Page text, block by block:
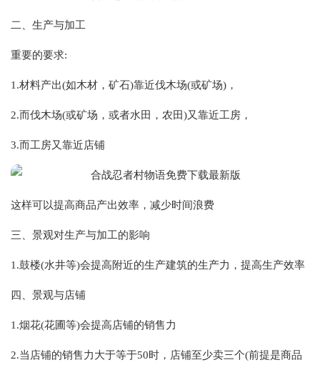
二、生产与加工
重要的要求:
1.材料产出(如木材，矿石)靠近伐木场(或矿场)，
2.而伐木场(或矿场，或者水田，农田)又靠近工房，
3.而工房又靠近店铺
这样可以提高商品产出效率，减少时间浪费
三、景观对生产与加工的影响
1.鼓楼(水井等)会提高附近的生产建筑的生产力，提高生产效率
四、景观与店铺
1.烟花(花圃等)会提高店铺的销售力
2.当店铺的销售力大于等于50时，店铺至少卖三个(前提是商品